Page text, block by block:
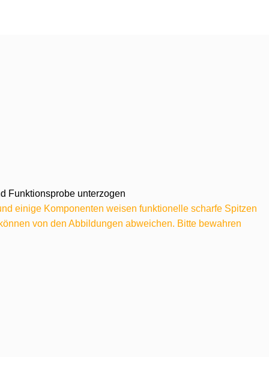
Funktionsprobe unterzogen
einige Komponenten weisen funktionelle scharfe Spitzen
von den Abbildungen abweichen. Bitte bewahren